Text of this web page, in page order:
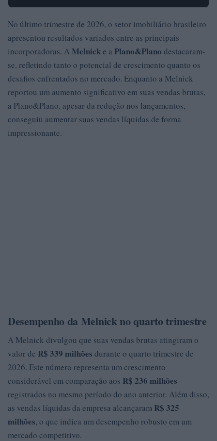
No último trimestre de 2026, o setor imobiliário brasileiro
apresentou resultados variados entre as principais
incorporadoras. A Melnicke a Plano&Plano destacaram-
se, refletindo tanto o potencial de crescimento quanto os
desafios enfrentados no mercado. Enquanto a Melnick
reportou um aumento significativo em suas vendas brutas,
a Plano&Plano, apesar da redução nos lançamentos,
conseguiu aumentar suas vendas líquidas de forma
impressionante.
Desempenho da Melnick no quarto trimestre
A Melnick divulgou que suas vendas brutas atingiram o
valor de R$ 339 milhões durante o quarto trimestre de
2026. Este número representa um crescimento
considerável em comparação aos R$ 236 milhões
registrados no mesmo período do ano anterior. Além disso,
as vendas líquidas da empresa alcançaram R$ 325
milhões, o que indica um desempenho robusto em um
mercado competitivo.